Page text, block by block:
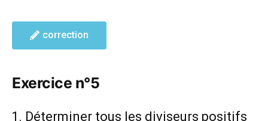
correction
Exercice n°5
Déterminer tous les diviseurs positifs